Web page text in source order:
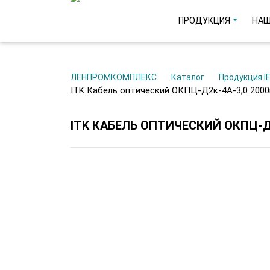
ПРОДУКЦИЯ
ЛЕНПРОМКОМПЛЕКС Каталог Продукция
ITK Кабель оптический ОКПЦ-Д2к-4А-3,0
ITK КАБЕЛЬ ОПТИЧЕСКИЙ ОКПЦ-